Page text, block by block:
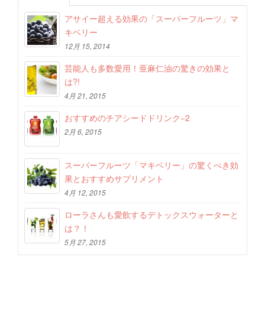
アサイー超える効果の「スーパーフルーツ」マ
キベリー
12月 15, 2014
芸能人も多数愛用！亜麻仁油の驚きの効果と
は?!
4月 21, 2015
おすすめのチアシードドリンク−2
2月 6, 2015
スーパーフルーツ「マキベリー」の驚くべき効
果とおすすめサプリメント
4月 12, 2015
ローラさんも愛飲するデトックスウォーターと
は？！
5月 27, 2015